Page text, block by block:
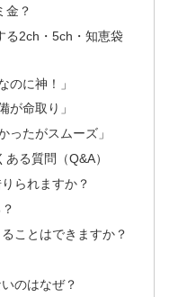
金？
る2ch・5ch・知恵袋
のに神！」
が命取り」
ったがスムーズ」
る質問（Q&A）
られますか？
ことはできますか？
のはなぜ？